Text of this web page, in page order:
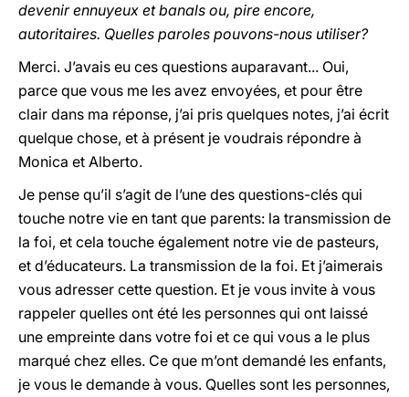
devenir ennuyeux et banals ou, pire encore,
autoritaires. Quelles paroles pouvons-nous utiliser?
Merci. J’avais eu ces questions auparavant... Oui,
parce que vous me les avez envoyées, et pour être
clair dans ma réponse, j’ai pris quelques notes, j’ai écrit
quelque chose, et à présent je voudrais répondre à
Monica et Alberto.
Je pense qu’il s’agit de l’une des questions-clés qui
touche notre vie en tant que parents: la transmission de
la foi, et cela touche également notre vie de pasteurs,
et d’éducateurs. La transmission de la foi. Et j’aimerais
vous adresser cette question. Et je vous invite à vous
rappeler quelles ont été les personnes qui ont laissé
une empreinte dans votre foi et ce qui vous a le plus
marqué chez elles. Ce que m’ont demandé les enfants,
je vous le demande à vous. Quelles sont les personnes,